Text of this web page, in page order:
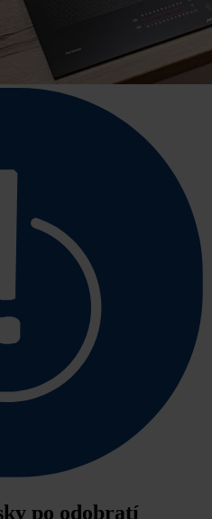
po odobratí